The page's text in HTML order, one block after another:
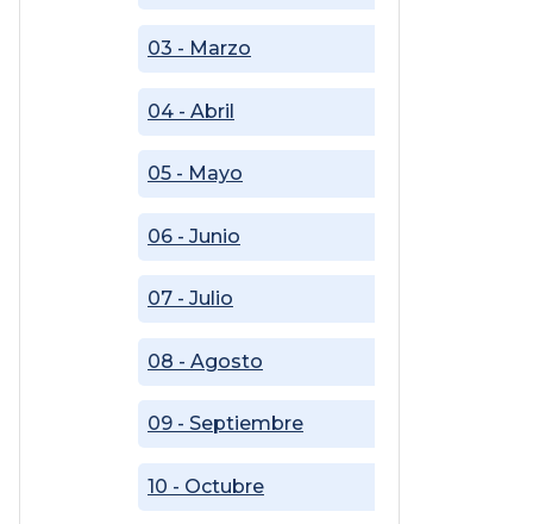
03 - Marzo
04 - Abril
05 - Mayo
06 - Junio
07 - Julio
08 - Agosto
09 - Septiembre
10 - Octubre